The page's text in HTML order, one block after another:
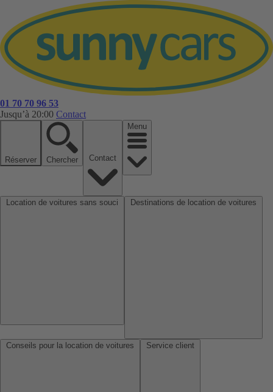
01 70 70 96 53
Jusqu’à 20:00 Contact
Réserver Chercher
Menu